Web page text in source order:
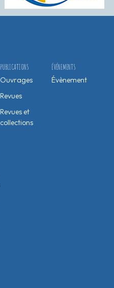
ÉVÉNEMENTS
Évènement
PUBLICATIONS
Ouvrages
Revues
Revues et
collections